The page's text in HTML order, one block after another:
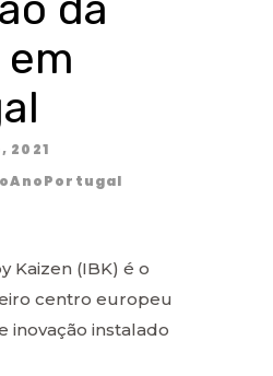
em
2021
Kaizen (IBK) é o
centro europeu
inovação instalado